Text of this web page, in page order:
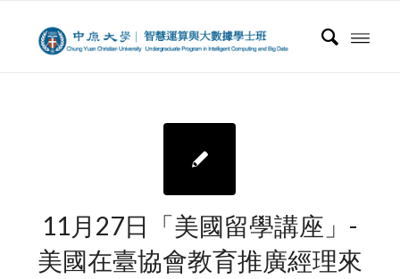
11月27日「美國留學講座」-
美國在臺協會教育推廣經理來